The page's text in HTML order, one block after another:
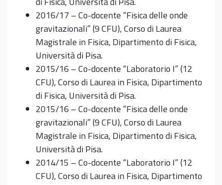
2016/17 – Co-docente “Fisica delle onde
gravitazionali” (9 CFU), Corso di Laurea
Magistrale in Fisica, Dipartimento di Fisica,
Università di Pisa.
2015/16 – Co-docente “Laboratorio I” (12
CFU), Corso di Laurea in Fisica, Dipartimento
di Fisica, Università di Pisa.
2015/16 – Co-docente “Fisica delle onde
gravitazionali” (9 CFU), Corso di Laurea
Magistrale in Fisica, Dipartimento di Fisica,
Università di Pisa.
2014/15 – Co-docente “Laboratorio I” (12
CFU), Corso di Laurea in Fisica, Dipartimento